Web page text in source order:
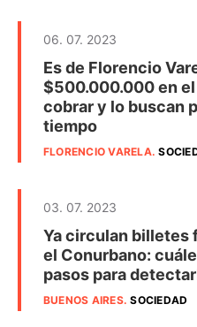
06. 07. 2023
Es de Florencio
$500.000.000 en
cobrar y lo buscan
tiempo
FLORENCIO VARELA.
03. 07. 2023
Ya circulan billetes
el Conurbano:
pasos para
BUENOS AIRES.SOCIEDAD